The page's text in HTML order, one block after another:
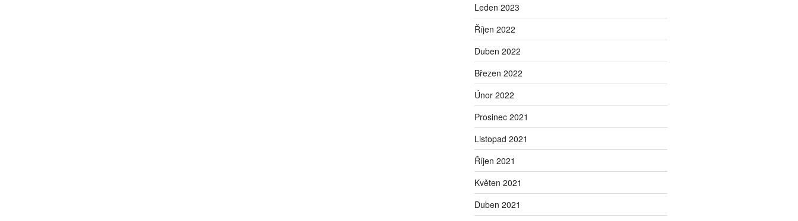
Leden 2023
Říjen 2022
Duben 2022
Březen 2022
Únor 2022
Prosinec 2021
Listopad 2021
Říjen 2021
Květen 2021
Duben 2021